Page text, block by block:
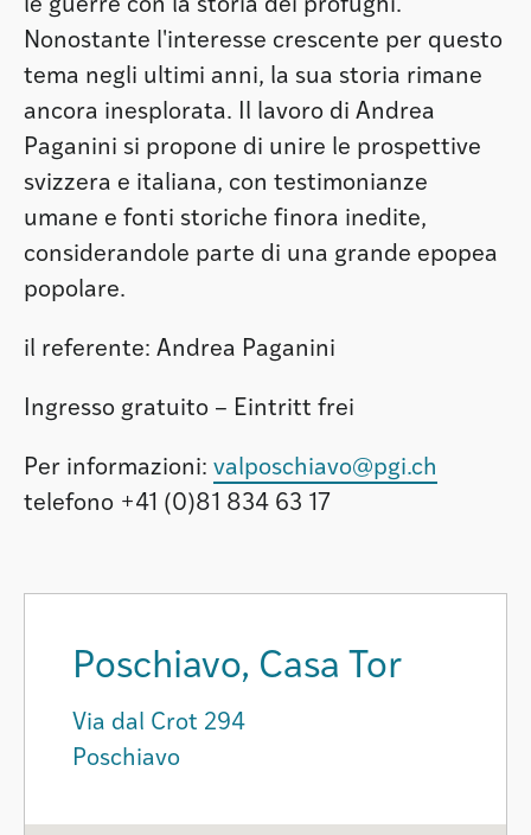
le guerre con la storia dei profughi.
Nonostante l'interesse crescente per questo
tema negli ultimi anni, la sua storia rimane
ancora inesplorata. Il lavoro di Andrea
Paganini si propone di unire le prospettive
svizzera e italiana, con testimonianze
umane e fonti storiche finora inedite,
considerandole parte di una grande epopea
popolare.
il referente: Andrea Paganini
Ingresso gratuito – Eintritt frei
Per informazioni: valposchiavo@pgi.ch
telefono +41 (0)81 834 63 17
Poschiavo, Casa Tor
Via dal Crot 294
Poschiavo